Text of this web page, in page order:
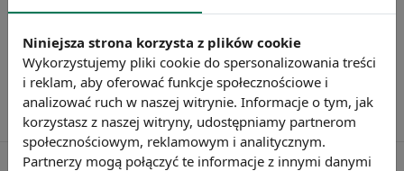
Niniejsza strona korzysta z plików cookie
Wykorzystujemy pliki cookie do spersonalizowania treści
i reklam, aby oferować funkcje społecznościowe i
analizować ruch w naszej witrynie. Informacje o tym, jak
korzystasz z naszej witryny, udostępniamy partnerom
społecznościowym, reklamowym i analitycznym.
Partnerzy mogą połączyć te informacje z innymi danymi